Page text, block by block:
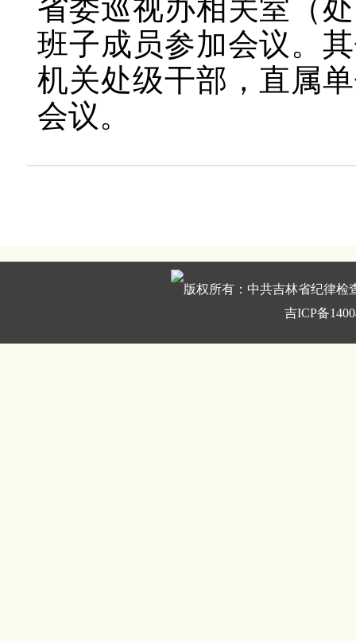
省委巡视办相关室（
班子成员参加会议。
机关处级干部，直属
会议。
版权所有：中共吉林省纪律检
吉ICP备